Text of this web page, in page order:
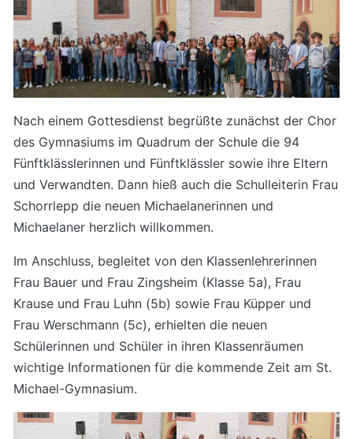
Nach einem Gottesdienst begrüßte zunächst der Chor
des Gymnasiums im Quadrum der Schule die 94
Fünftklässlerinnen und Fünftklässler sowie ihre Eltern
und Verwandten. Dann hieß auch die Schulleiterin Frau
Schorrlepp die neuen Michaelanerinnen und
Michaelaner herzlich willkommen.
Im Anschluss, begleitet von den Klassenlehrerinnen
Frau Bauer und Frau Zingsheim (Klasse 5a), Frau
Krause und Frau Luhn (5b) sowie Frau Küpper und
Frau Werschmann (5c), erhielten die neuen
Schülerinnen und Schüler in ihren Klassenräumen
wichtige Informationen für die kommende Zeit am St.
Michael-Gymnasium.